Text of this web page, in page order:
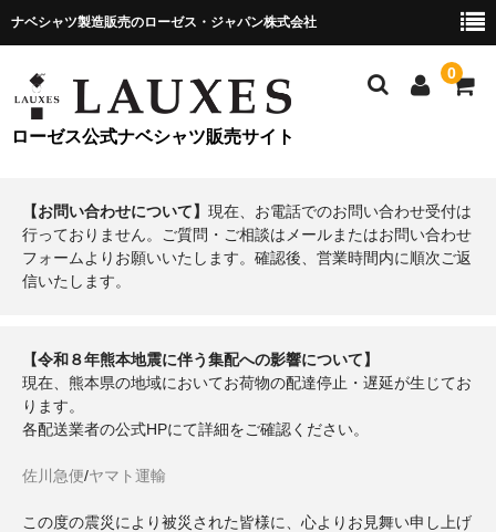
ナベシャツ製造販売のローゼス・ジャパン株式会社
ローゼス公式ナベシャツ販売サイト
0
【お問い合わせについて】 現在、お電話でのお問い合わせ受付は
行っておりません。ご質問・ご相談はメールまたはお問い合わせ
フォームよりお願いいたします。確認後、営業時間内に順次ご返
信いたします。
【令和８年熊本地震に伴う集配への影響について】
現在、熊本県の地域においてお荷物の配達停止・遅延が生じてお
ります。
各配送業者の公式HPにて詳細をご確認ください。
佐川急便/ヤマト運輸
この度の震災により被災された皆様に、心よりお見舞い申し上げ